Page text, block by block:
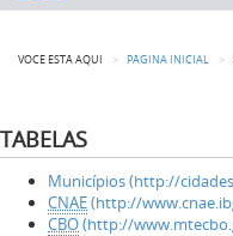
VOCÊ ESTÁ AQUI PÁGINA INICIAL
TABELAS
Municípios (http://
CNAE(http://
CBO(http://